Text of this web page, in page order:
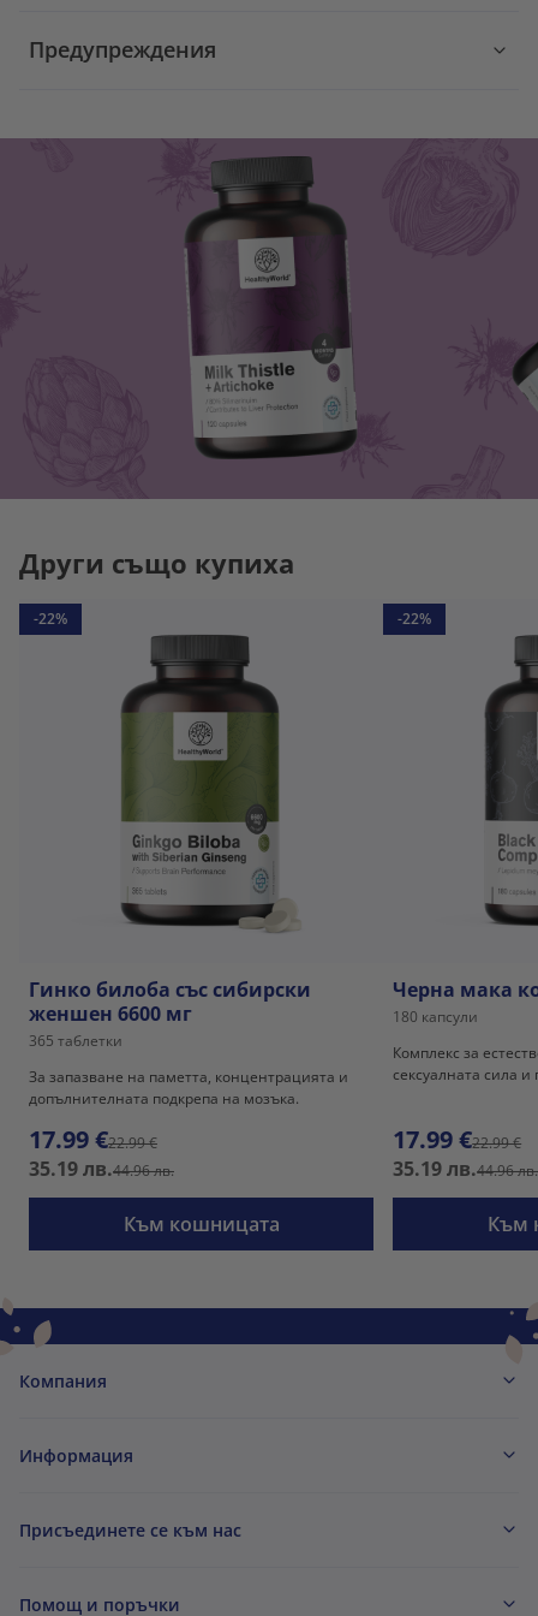
Предупреждения
Други също купиха
-22%
Гинко билоба със сибирски
женшен 6600 мг
365 таблетки
За запазване на паметта, концентрацията и
допълнителната подкрепа на мозъка.
17.99 €22.99 €
35.19 лв.44.96 лв.
Към кошницата
-22%
Черна мака
180 капсули
Комплекс за
сексуалната сила и
17.99 €22.99 €
35.19 лв.44.96 лв.
Към
Компания
Информация
Присъединете се към нас
Помощ и поръчки